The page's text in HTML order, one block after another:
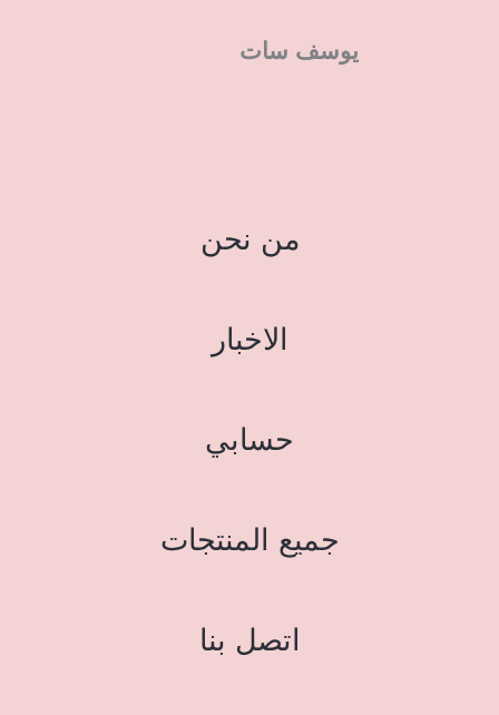
يوسف سات
من نحن
الاخبار
حسابي
جميع المنتجات
اتصل بنا